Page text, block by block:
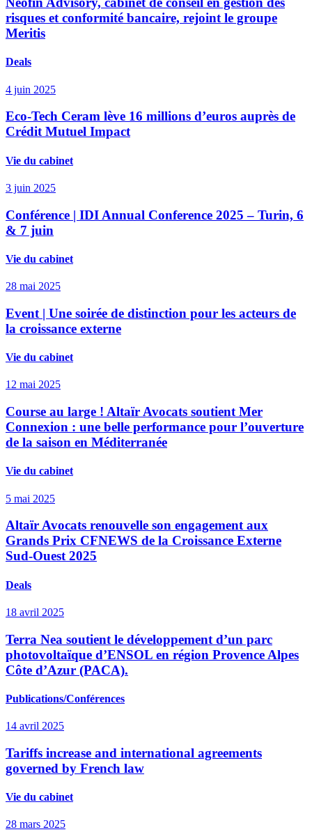
risques et conformité bancaire, rejoint le groupe
Meritis
Deals
4 juin 2025
Eco-Tech Ceram lève 16 millions d’euros auprès de
Crédit Mutuel Impact
Vie du cabinet
3 juin 2025
Conférence | IDI Annual Conference 2025 – Turin, 6
& 7 juin
Vie du cabinet
28 mai 2025
Event | Une soirée de distinction pour les acteurs de
la croissance externe
Vie du cabinet
12 mai 2025
Course au large ! Altaïr Avocats soutient Mer
Connexion : une belle performance pour l’ouverture
de la saison en Méditerranée
Vie du cabinet
5 mai 2025
Altaïr Avocats renouvelle son engagement aux
Grands Prix CFNEWS de la Croissance Externe
Sud-Ouest 2025
Deals
18 avril 2025
Terra Nea soutient le développement d’un parc
photovoltaïque d’ENSOL en région Provence Alpes
Côte d’Azur (PACA).
Publications/Conférences
14 avril 2025
Tariffs increase and international agreements
governed by French law
Vie du cabinet
28 mars 2025